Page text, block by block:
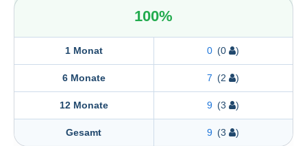
100%
1 Monat 0 (0 )
6 Monate 7 (2 )
12 Monate 9 (3 )
Gesamt 9 (3 )